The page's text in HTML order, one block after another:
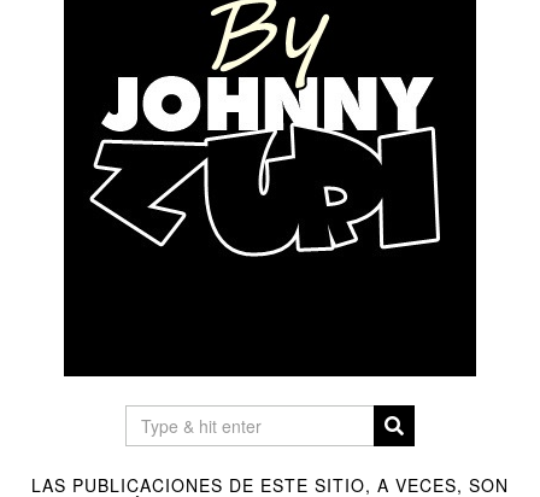
LAS PUBLICACIONES DE ESTE SITIO, A VECES, SON